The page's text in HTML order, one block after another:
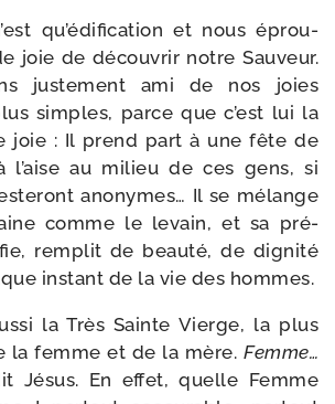
qu’édification et nous éprou­
joie de décou­vrir notre Sauveur.
jus­te­ment ami de nos joies
simples, parce que c’est lui la
joie : Il prend part à une fête de
l’aise au milieu de ces gens, si
ano­nymes… Il se mélange
comme le levain, et sa pré­
rem­plit de beau­té, de digni­té
ins­tant de la vie des hommes.
la Très Sainte Vierge, la plus
la femme et de la mère. Femme…
Jésus. En effet, quelle Femme